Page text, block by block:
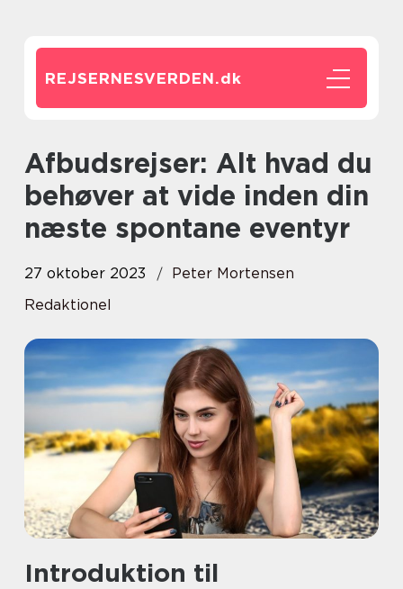
REJSERNESVERDEN.dk
Afbudsrejser: Alt hvad du
behøver at vide inden din
næste spontane eventyr
27 oktober 2023
Peter Mortensen
Redaktionel
Introduktion til